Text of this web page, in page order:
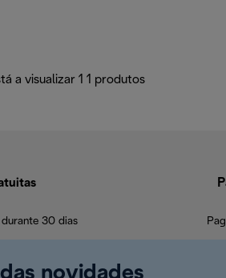
a visualizar 1 1 produtos
durante 30 dias